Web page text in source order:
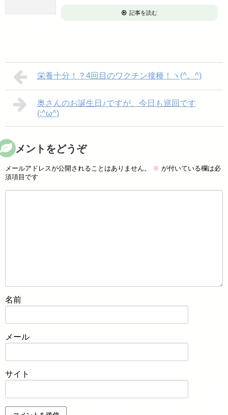
記事を読む
栄養十分！？4回目のワクチン接種！ヽ(^。^)
奥さんのお誕生日♪ですが、今日も巡回です
(;^ω^)
コメントをどうぞ
メールアドレスが公開されることはありません。 ※ が付いている欄は必
須項目です
名前
メール
サイト